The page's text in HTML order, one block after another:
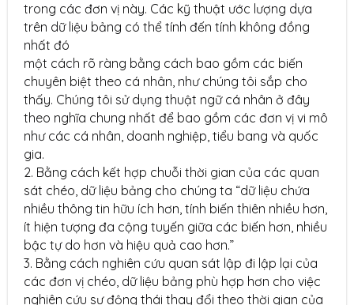
trong các đơn vị này. Các kỹ thuật ước lượng dựa
trên dữ liệu bảng có thể tính đến tính không đồng
nhất đó
một cách rõ ràng bằng cách bao gồm các biến
chuyên biệt theo cá nhân, như chúng tôi sắp cho
thấy. Chúng tôi sử dụng thuật ngữ cá nhân ở đây
theo nghĩa chung nhất để bao gồm các đơn vị vi mô
như các cá nhân, doanh nghiệp, tiểu bang và quốc
gia.
2. Bằng cách kết hợp chuỗi thời gian của các quan
sát chéo, dữ liệu bảng cho chúng ta “dữ liệu chứa
nhiều thông tin hữu ích hơn, tính biến thiên nhiều hơn,
ít hiện tượng đa cộng tuyến giữa các biến hơn, nhiều
bậc tự do hơn và hiệu quả cao hơn.”
3. Bằng cách nghiên cứu quan sát lập đi lập lại của
các đơn vị chéo, dữ liệu bảng phù hợp hơn cho việc
nghiên cứu sự động thái thay đổi theo thời gian của